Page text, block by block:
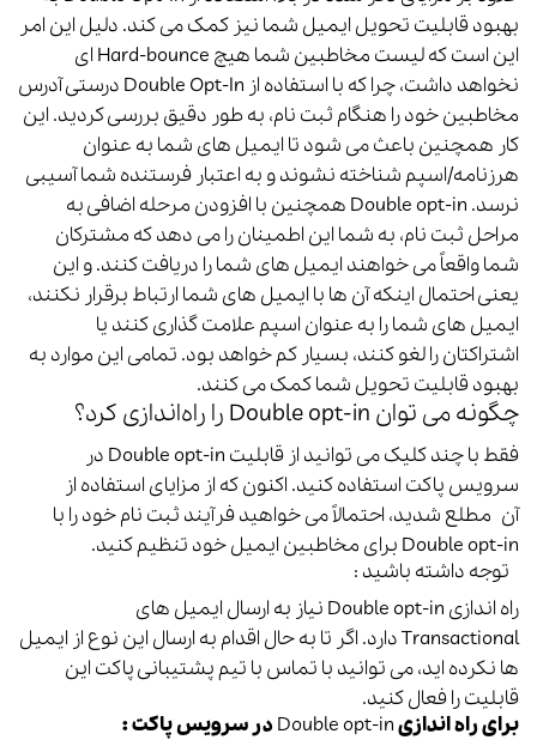
بهبود قابلیت تحویل ایمیل شما نیز کمک می کند. دلیل این امر
این است که لیست مخاطبین شما هیچ Hard-bounce ای
نخواهد داشت، چرا که با استفاده از Double Opt-In درستی آدرس
مخاطبین خود را هنگام ثبت نام، به طور دقیق بررسی کردید. این
کار همچنین باعث می شود تا ایمیل های شما به عنوان
هرزنامه/اسپم شناخته نشوند و به اعتبار فرستنده شما آسیبی
نرسد.
Double opt-in همچنین با افزودن مرحله اضافی به
مراحل ثبت نام، به شما این اطمینان را می دهد که مشترکان
شما واقعاً می خواهند ایمیل های شما را دریافت کنند.و این
یعنی احتمال اینکه آن ها با ایمیل های شما ارتباط برقرار نکنند،
ایمیل های شما را به عنوان اسپم علامت گذاری کنند یا
اشتراکتان را لغو کنند، بسیار کم خواهد بود. تمامی این موارد به
بهبود قابلیت تحویل شما کمک می کنند.
چگونه می توان Double opt-in را راه‌اندازی کرد؟
فقط با چند کلیک می توانید از قابلیت Double opt-in در
سرویس پاکت استفاده کنید. اکنون که از مزایای استفاده از
آن مطلع شدید، احتمالاً می خواهید فرآیند ثبت نام خود را با
Double opt-in برای مخاطبین ایمیل خود تنظیم کنید.
توجه داشته باشید :
راه اندازی Double opt-in نیاز به ارسال ایمیل های
Transactional دارد. اگر تا به حال اقدام به ارسال این نوع از ایمیل
ها نکرده اید، می توانید با تماس با تیم پشتیبانی پاکت این
قابلیت را فعال کنید.
برای راه اندازیDouble opt-in در سرویس پاکت :